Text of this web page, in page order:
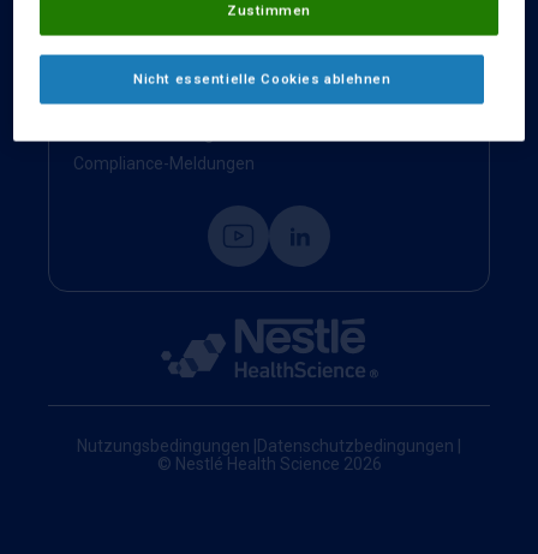
Impressum
Nestlé Health Science Website
Compliance-Meldungen
Nutzungsbedingungen Datenschutzbedingungen
© Nestlé Health Science 2026
Nicht essentielle Cookies ablehnen
Zustimmen